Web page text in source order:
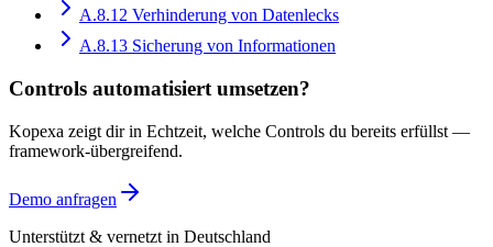
A.8.12 Verhinderung von Datenlecks
A.8.13 Sicherung von Informationen
Controls automatisiert umsetzen?
Kopexa zeigt dir in Echtzeit, welche Controls du bereits erfüllst —
framework-übergreifend.
Demo anfragen
Unterstützt & vernetzt in Deutschland